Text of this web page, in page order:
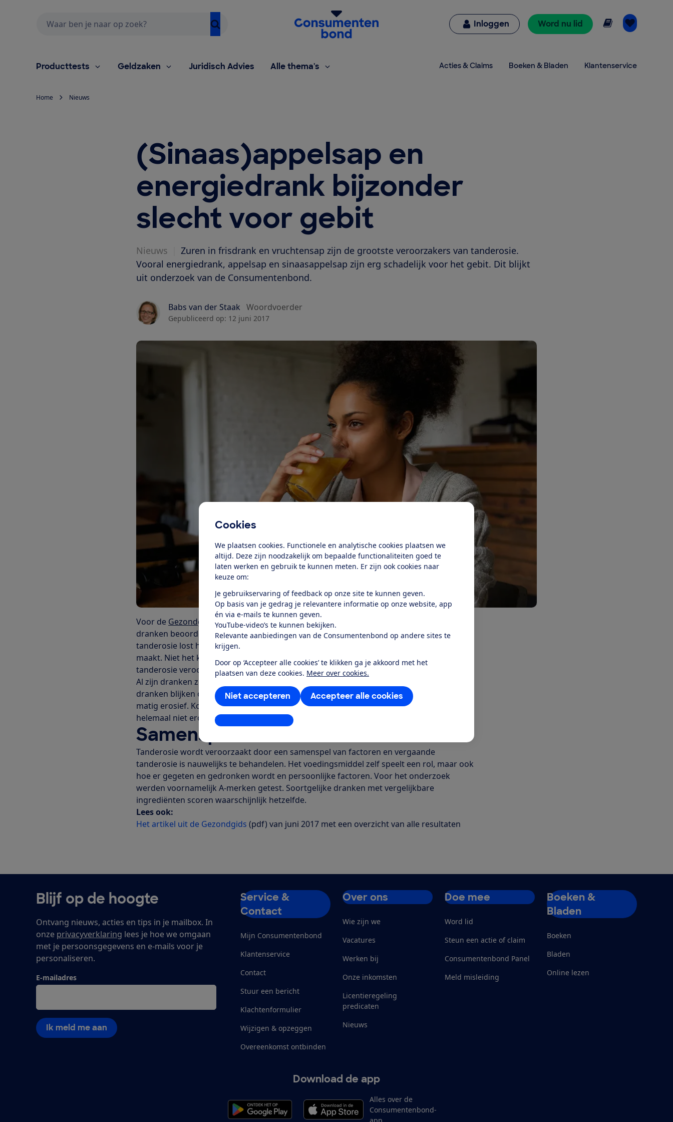
Cookies
We plaatsen cookies. Functionele en analytische cookies plaatsen we
altijd. Deze zijn noodzakelijk om bepaalde functionaliteiten goed te
laten werken en gebruik te kunnen meten. Er zijn ook cookies naar
keuze om:
Je gebruikservaring of feedback op onze site te kunnen geven.
Op basis van je gedrag je relevantere informatie op onze website, app
én via e-mails te kunnen geven.
YouTube-video’s te kunnen bekijken.
Relevante aanbiedingen van de Consumentenbond op andere sites te
krijgen.
Door op ‘Accepteer alle cookies’ te klikken ga je akkoord met het
plaatsen van deze cookies. Meer over cookies.
Accepteer alle cookies
Niet accepteren
Instellingen aanpassen
Homepage van de Consumentenbond
Inloggen Word nu lid Online lezen
Producttests Geldzaken Juridisch Advies Alle thema's Acties & Claims Boeken & Bladen Klantenservice
Home Nieuws
(Sinaas)appelsap en
energiedrank bijzonder
slecht voor gebit
Nieuws
Zuren in frisdrank en vruchtensap zijn de grootste veroorzakers van tanderosie.
Vooral energiedrank, appelsap en sinaasappelsap zijn erg schadelijk voor het gebit. Dit blijkt
uit onderzoek van de Consumentenbond.
Babs van der Staak Woordvoerder
Gepubliceerd op: 12 juni 2017
Voor de Gezondgids van juni (pdf) liet de Consumentenbond in een laboratorium 25
dranken beoordelen en deelde ze in in categorieën van niet erosief tot erg erosief. Bij
tanderosie lost het glazuur van tanden en kiezen op, wat het gebit gevoelig en broos
maakt. Niet het koolzuur in dranken, maar de voedingszuren zoals citroenzuur kunnen
tanderosie veroorzaken.
Al zijn dranken zoet, ze bevatten vrijwel altijd voedingszuren. Van de onderzochte
dranken blijken onder andere alcoholvrij bier en bruisend water met of zonder smaakje
matig erosief. Koffie, gewone thee, melk en water met schijfjes citroen zijn bijvoorbeeld
helemaal niet erosief.
Samenspel
Tanderosie wordt veroorzaakt door een samenspel van factoren en vergaande
tanderosie is nauwelijks te behandelen. Het voedingsmiddel zelf speelt een rol, maar ook
hoe er gegeten en gedronken wordt en persoonlijke factoren. Voor het onderzoek
werden voornamelijk A-merken getest. Soortgelijke dranken met vergelijkbare
ingrediënten scoren waarschijnlijk hetzelfde.
Lees ook:
Het artikel uit de Gezondgids (pdf) van juni 2017 met een overzicht van alle resultaten
Blijf op de hoogte
Ontvang nieuws, acties en tips in je mailbox. In
onze privacyverklaring lees je hoe we omgaan
met je persoonsgegevens en e-mails voor je
personaliseren.
E-mailadres
Ik meld me aan
Service &
Contact
Mijn Consumentenbond
Klantenservice
Contact
Stuur een bericht
Klachtenformulier
Wijzigen & opzeggen
Overeenkomst ontbinden
Over ons
Wie zijn we
Vacatures
Werken bij
Onze inkomsten
Licentieregeling
predicaten
Nieuws
Doe mee
Word lid
Steun een actie of claim
Consumentenbond Panel
Meld misleiding
Boeken &
Bladen
Boeken
Bladen
Online lezen
Download de app
Alles over de
Consumentenbond-